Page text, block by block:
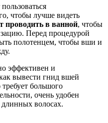
чтобы лучше видеть
проводить в ванной, чтобы
Перед процедурой
полотенцем, чтобы вши и
эффективен и
вывести гнид вшей
большого
очень удобен
волосах.